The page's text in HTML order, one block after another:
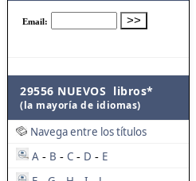
29556 NUEVOS libros*
(la mayoría de idiomas)
Navega entre los títulos
A - B - C - D - E